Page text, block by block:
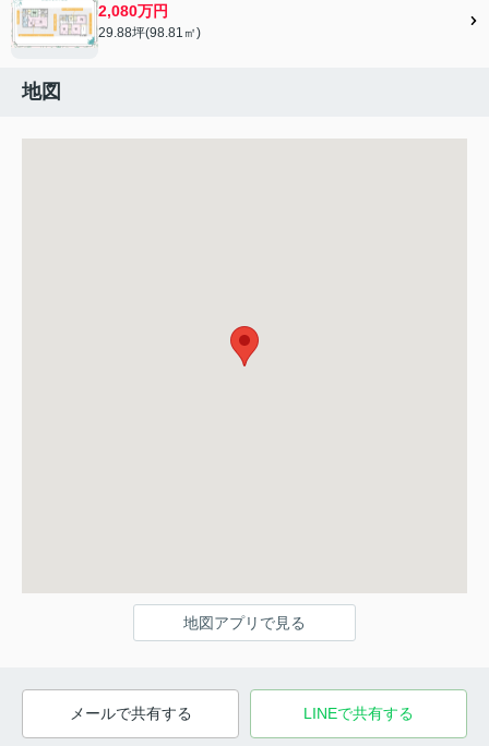
2,080万円
29.88坪(98.81㎡)
地図
地図アプリで見る
メールで共有する LINEで共有する